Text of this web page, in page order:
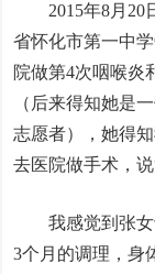
2015年8月
省怀化市第一中
院做第4次咽喉炎
（后来得知她是
志愿者），她得
去医院做手术，
我感觉到张
3个月的调理，身